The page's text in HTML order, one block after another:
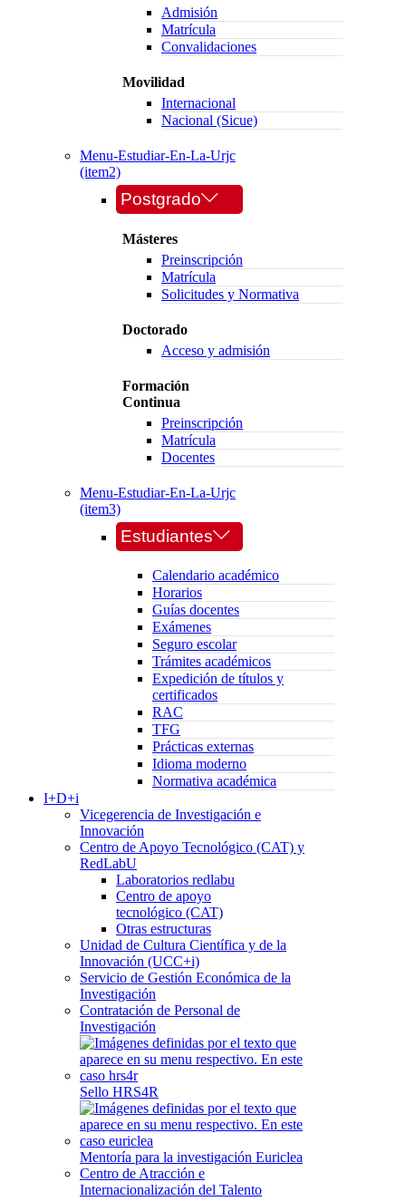
Admisión
Matrícula
Convalidaciones
Movilidad
Internacional
Nacional (Sicue)
Menu-Estudiar-En-La-Urjc
(item2)
Postgrado
Másteres
Preinscripción
Matrícula
Solicitudes y Normativa
Doctorado
Acceso y admisión
Formación
Continua
Preinscripción
Matrícula
Docentes
Menu-Estudiar-En-La-Urjc
(item3)
Estudiantes
Calendario académico
Horarios
Guías docentes
Exámenes
Seguro escolar
Trámites académicos
Expedición de títulos y
certificados
RAC
TFG
Prácticas externas
Idioma moderno
Normativa académica
I+D+i
Vicegerencia de Investigación e
Innovación
Centro de Apoyo Tecnológico (CAT) y
RedLabU
Laboratorios redlabu
Centro de apoyo
tecnológico (CAT)
Otras estructuras
Unidad de Cultura Científica y de la
Innovación (UCC+i)
Servicio de Gestión Económica de la
Investigación
Contratación de Personal de
Investigación
Sello HRS4R
Mentoría para la investigación Euriclea
Centro de Atracción e
Internacionalización del Talento